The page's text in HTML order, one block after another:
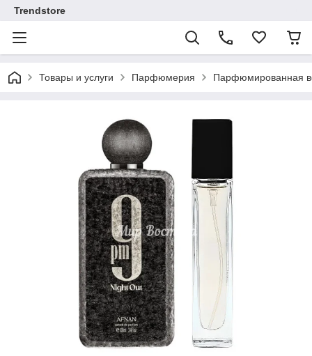
Trendstore
Товары и услуги Парфюмерия Парфюмированная